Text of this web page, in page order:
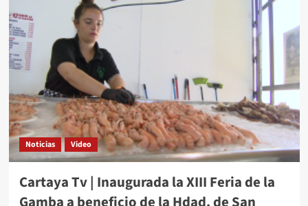
Noticias Video
Cartaya Tv | Inaugurada la XIII Feria de la
Gamba a beneficio de la Hdad. de San